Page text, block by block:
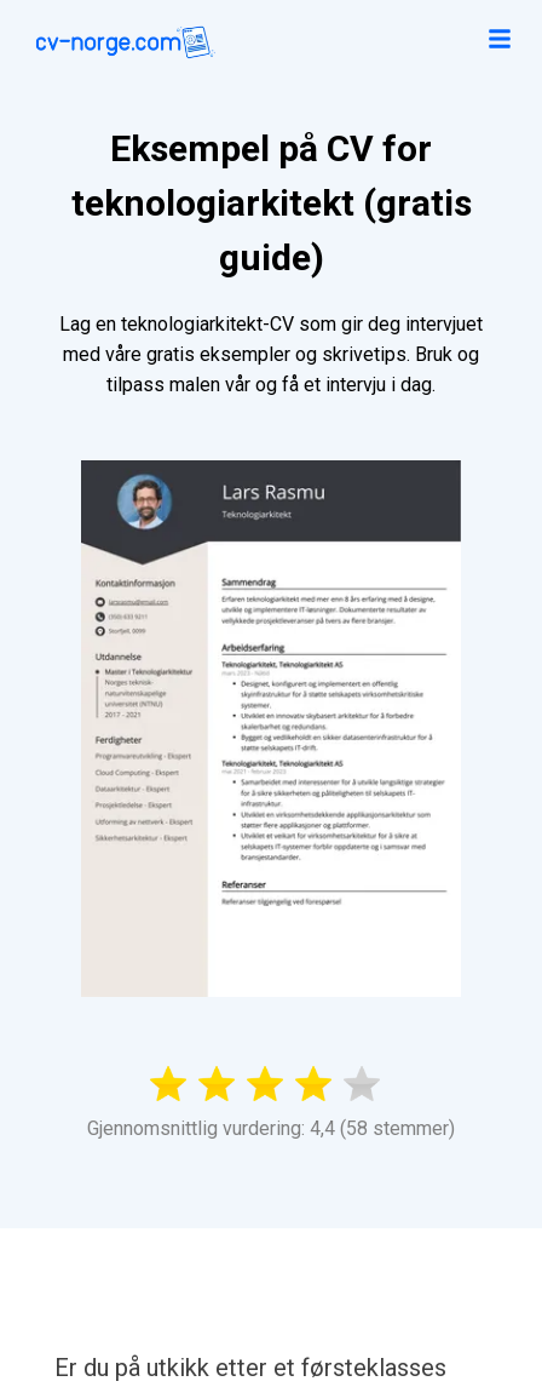
Eksempel på CV for
teknologiarkitekt (gratis
guide)
Lag en teknologiarkitekt-CV som gir deg intervjuet
med våre gratis eksempler og skrivetips. Bruk og
tilpass malen vår og få et intervju i dag.
Gjennomsnittlig vurdering: 4,4 (58 stemmer)
Er du på utkikk etter et førsteklasses